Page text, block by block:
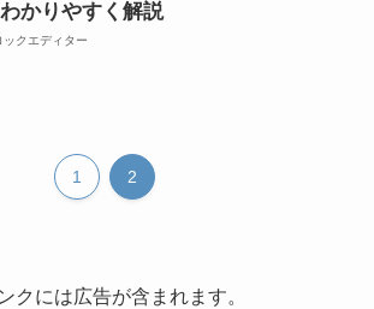
かりやすく解説
ックエディター
1 2
クには広告が含まれます。